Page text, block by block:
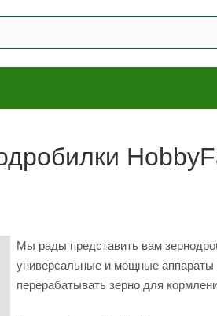
Мы рады представить вам
универсальные и мощные аппараты
перерабатывать зерно для